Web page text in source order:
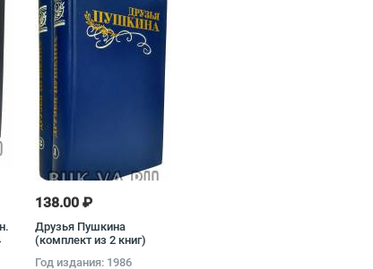
138.00 ₽
Друзья Пушкина
(комплект из 2 книг)
Год издания: 1986